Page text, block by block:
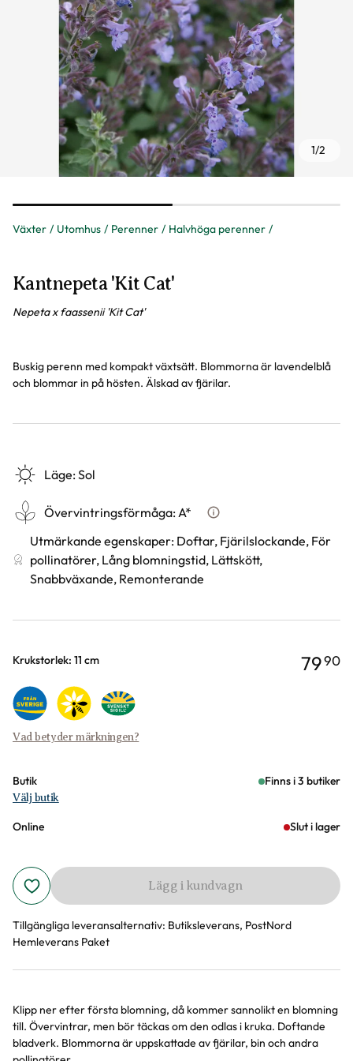
Växter Utomhus Perenner Halvhöga perenner
1/2
Kantnepeta 'Kit Cat'
Nepeta x faassenii 'Kit Cat'
Buskig perenn med kompakt växtsätt. Blommorna är lavendelblå
och blommar in på hösten. Älskad av fjärilar.
Läge:Sol
Övervintringsförmåga:A* Vad betyder
Utmärkande egenskaper: Doftar, Fjärilslockande, För
pollinatörer, Lång blomningstid, Lättskött,
Snabbväxande, Remonterande
Varianter
Krukstorlek: 11 cm
Vad betyder märkningen?
7990
Butik Finns i 3 butiker
Välj butik
Online Slut i lager
Lägg i kundvagn
Tillgängliga leveransalternativ: Butiksleverans, PostNord
Hemleverans Paket
Produktinformation
Klipp ner efter första blomning, då kommer sannolikt en blomning
till. Övervintrar, men bör täckas om den odlas i kruka. Doftande
bladverk. Blommorna är uppskattade av fjärilar, bin och andra